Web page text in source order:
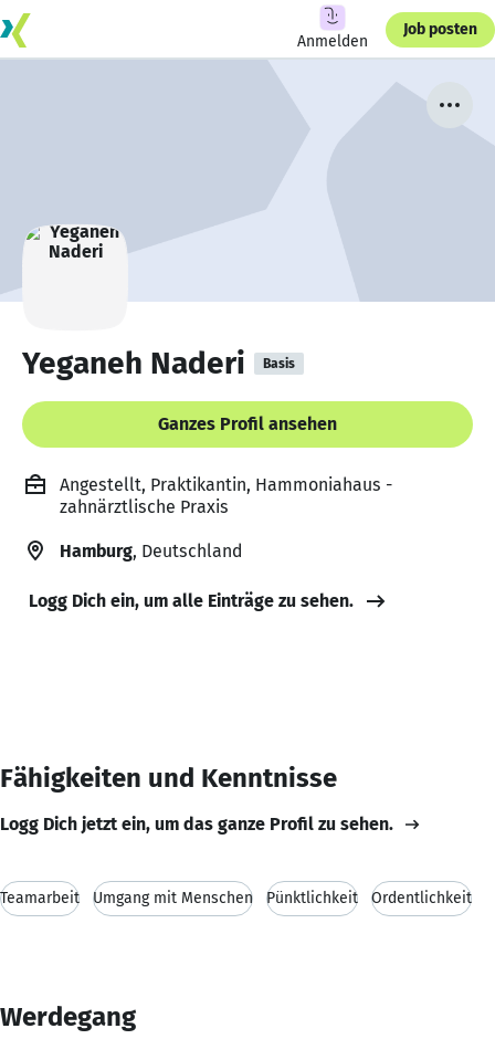
Anmelden
Job posten
Yeganeh Naderi Basis
Ganzes Profil ansehen
Angestellt, Praktikantin, Hammoniahaus -
zahnärztlische Praxis
Hamburg, Deutschland
Logg Dich ein, um alle Einträge zu sehen.
Fähigkeiten und Kenntnisse
Logg Dich jetzt ein, um das ganze Profil zu sehen.
Teamarbeit Umgang mit Menschen Pünktlichkeit Ordentlichkeit
Werdegang